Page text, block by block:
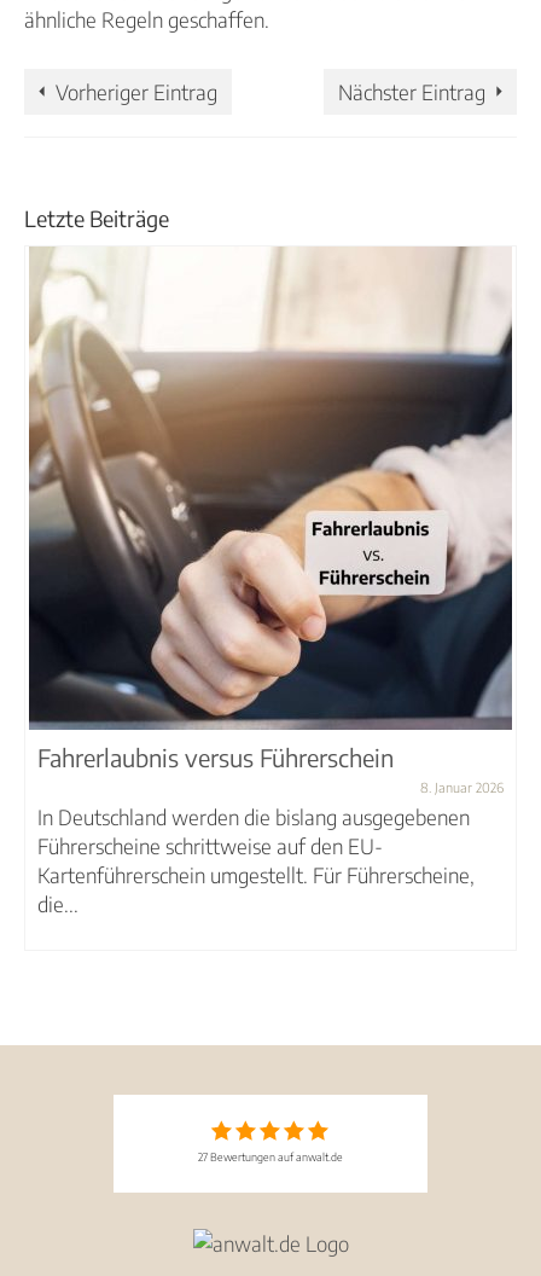
ähnliche Regeln geschaffen.
Vorheriger Eintrag Nächster Eintrag
Letzte Beiträge
Fahrerlaubnis versus Führerschein
8. Januar 2026
In Deutschland werden die bislang ausgegebenen
Führerscheine schrittweise auf den EU-
Kartenführerschein umgestellt. Für Führerscheine,
die...
27 Bewertungen auf anwalt.de